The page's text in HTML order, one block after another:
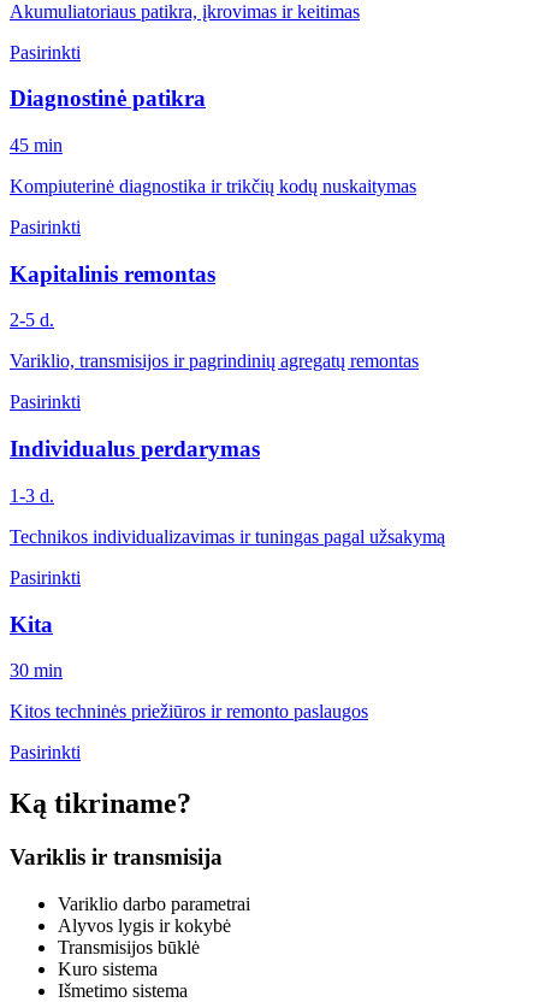
Akumuliatoriaus patikra, įkrovimas ir keitimas
Pasirinkti
Diagnostinė patikra
45 min
Kompiuterinė diagnostika ir trikčių kodų nuskaitymas
Pasirinkti
Kapitalinis remontas
2-5 d.
Variklio, transmisijos ir pagrindinių agregatų remontas
Pasirinkti
Individualus perdarymas
1-3 d.
Technikos individualizavimas ir tuningas pagal užsakymą
Pasirinkti
Kita
30 min
Kitos techninės priežiūros ir remonto paslaugos
Pasirinkti
Ką tikriname?
Variklis ir transmisija
Variklio darbo parametrai
Alyvos lygis ir kokybė
Transmisijos būklė
Kuro sistema
Išmetimo sistema